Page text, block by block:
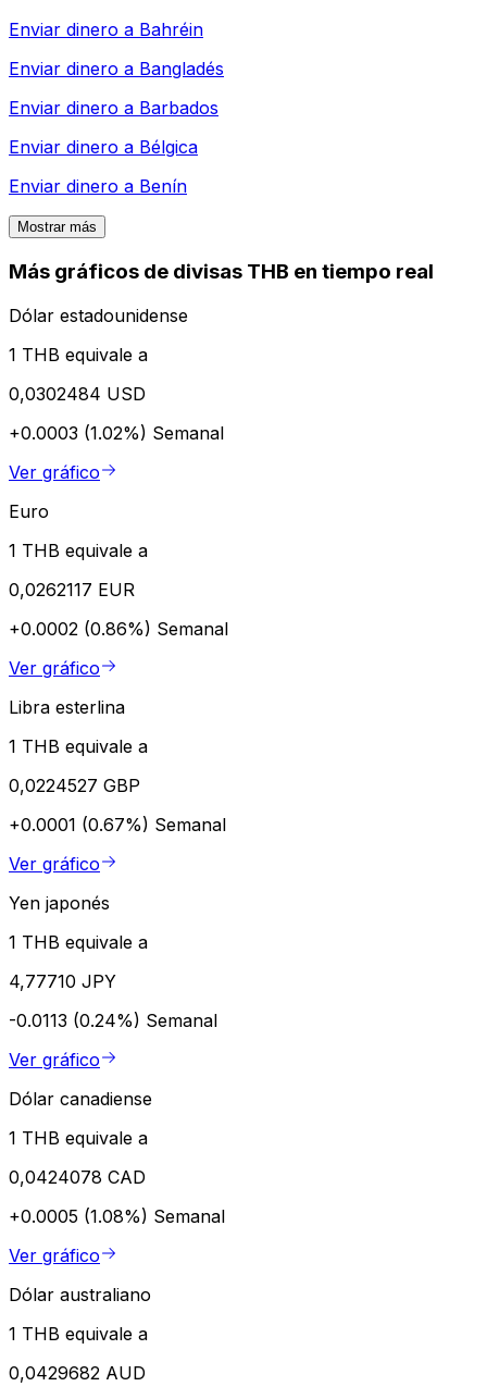
Enviar dinero a Bahréin
Enviar dinero a Bangladés
Enviar dinero a Barbados
Enviar dinero a Bélgica
Enviar dinero a Benín
Mostrar más
Más gráficos de divisas THB en tiempo real
Dólar estadounidense
1 THB equivale a
0,0302484 USD
+0.0003 (1.02%) Semanal
Ver gráfico
Euro
1 THB equivale a
0,0262117 EUR
+0.0002 (0.86%) Semanal
Ver gráfico
Libra esterlina
1 THB equivale a
0,0224527 GBP
+0.0001 (0.67%) Semanal
Ver gráfico
Yen japonés
1 THB equivale a
4,77710 JPY
-0.0113 (0.24%) Semanal
Ver gráfico
Dólar canadiense
1 THB equivale a
0,0424078 CAD
+0.0005 (1.08%) Semanal
Ver gráfico
Dólar australiano
1 THB equivale a
0,0429682 AUD